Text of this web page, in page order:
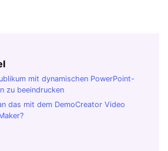
mit dynamischen PowerPoint-
zu beeindrucken
das mit dem DemoCreator Video